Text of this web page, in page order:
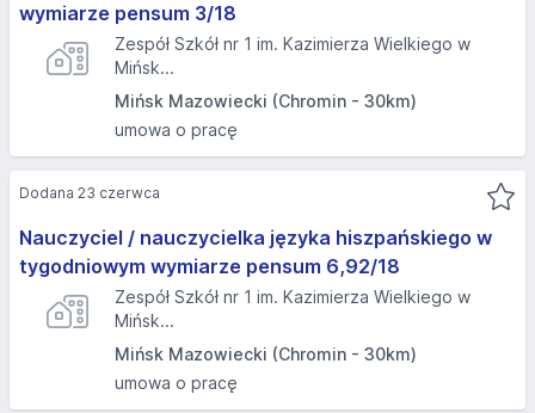
wymiarze pensum 3/18
Zespół Szkół nr 1 im. Kazimierza Wielkiego w
Mińsk...
Mińsk Mazowiecki (Chromin - 30km)
umowa o pracę
Nauczyciel / nauczycielka języka hiszpańskiego w
tygodniowym wymiarze pensum 6,92/18
Zespół Szkół nr 1 im. Kazimierza Wielkiego w
Mińsk...
Mińsk Mazowiecki (Chromin - 30km)
umowa o pracę
Dodana 23 czerwca